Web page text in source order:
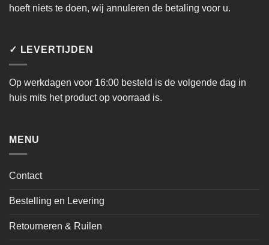
hoeft niets te doen, wij annuleren de betaling voor u.
✓ LEVERTIJDEN
Op werkdagen voor 16:00 besteld is de volgende dag in
huis mits het product op voorraad is.
MENU
Contact
Bestelling en Levering
Retourneren & Ruilen